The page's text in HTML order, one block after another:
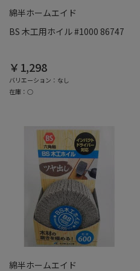
綿半ホームエイド
BS 木工用ホイル #1000 86747
￥1,298
バリエーション：なし
在庫：○
綿半ホームエイド